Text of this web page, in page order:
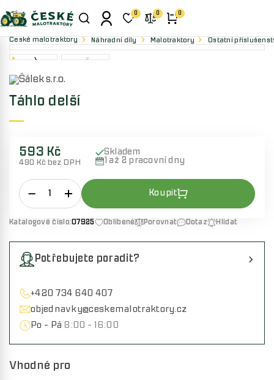
0 0 0
České malotraktory Náhradní díly Malotraktory Ostatní
Táhlo delší
593 Kč
490 Kč bez DPH
Skladem
1 až 2 pracovní dny
Katalogové číslo:07925 Oblíbené Porovnat Dotaz Hlídat
Potřebujete poradit?
+420 734 640 407
objednavky@ceskemalotraktory.cz
Po - Pá 8:00 - 16:00
Vhodné pro